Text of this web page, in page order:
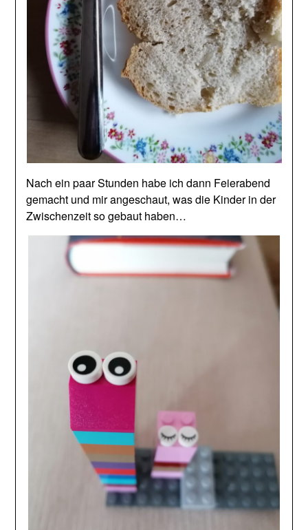
Nach ein paar Stunden habe ich dann Feierabend
gemacht und mir angeschaut, was die Kinder in der
Zwischenzeit so gebaut haben…